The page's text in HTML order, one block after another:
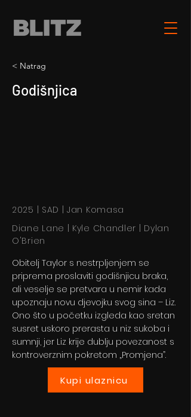
< Natrag
Godišnjica
2025 | SAD | Jan Komasa
Diane Lane | Kyle Chandler | Dylan
O'Brien
Obitelj Taylor s nestrpljenjem se
priprema proslaviti godišnjicu braka,
ali veselje se pretvara u nemir kada
upoznaju novu djevojku svog sina – Liz.
Ono što u početku izgleda kao sretan
susret uskoro prerasta u niz sukoba i
sumnji, jer Liz krije dublju povezanost s
kontroverznim pokretom „Promjena”.
Kupi ulaznicu